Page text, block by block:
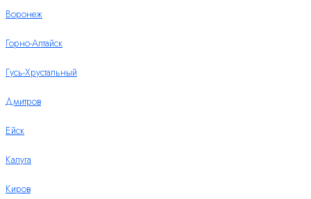
Воронеж
Горно-Алтайск
Гусь-Хрустальный
Дмитров
Ейск
Калуга
Киров